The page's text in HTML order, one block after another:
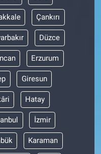
Çankırı
Düzce
Erzurum
Giresun
Hatay
İzmir
Karaman